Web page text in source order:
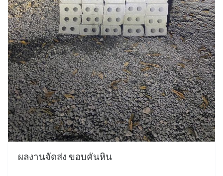
ผลงานจัดส่ง ขอบคันหิน